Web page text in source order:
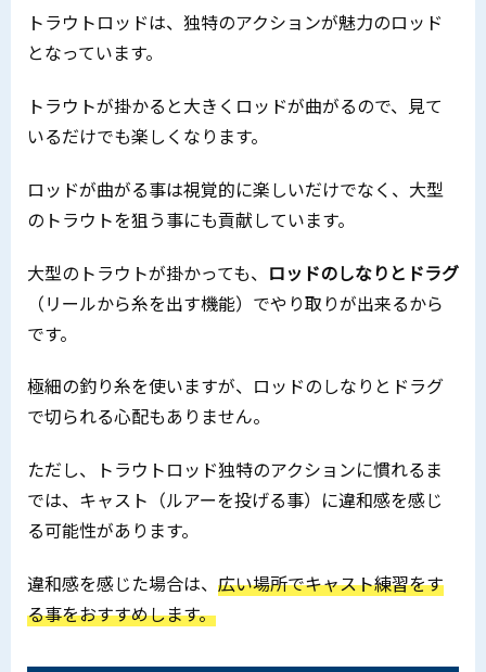
トラウトロッドは、独特のアクションが魅力のロッド
となっています。
トラウトが掛かると大きくロッドが曲がるので、見て
いるだけでも楽しくなります。
ロッドが曲がる事は視覚的に楽しいだけでなく、大型
のトラウトを狙う事にも貢献しています。
大型のトラウトが掛かっても、 ロッドのしなりとドラグ
（リールから糸を出す機能）でやり取りが出来るから
です。
極細の釣り糸を使いますが、ロッドのしなりとドラグ
で切られる心配もありません。
ただし、トラウトロッド独特のアクションに慣れるま
では、キャスト（ルアーを投げる事）に違和感を感じ
る可能性があります。
違和感を感じた場合は、 広い場所でキャスト練習をす
る事をおすすめします。